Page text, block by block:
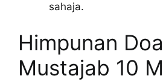
sahaja.
Himpunan Doa
Mustajab 10